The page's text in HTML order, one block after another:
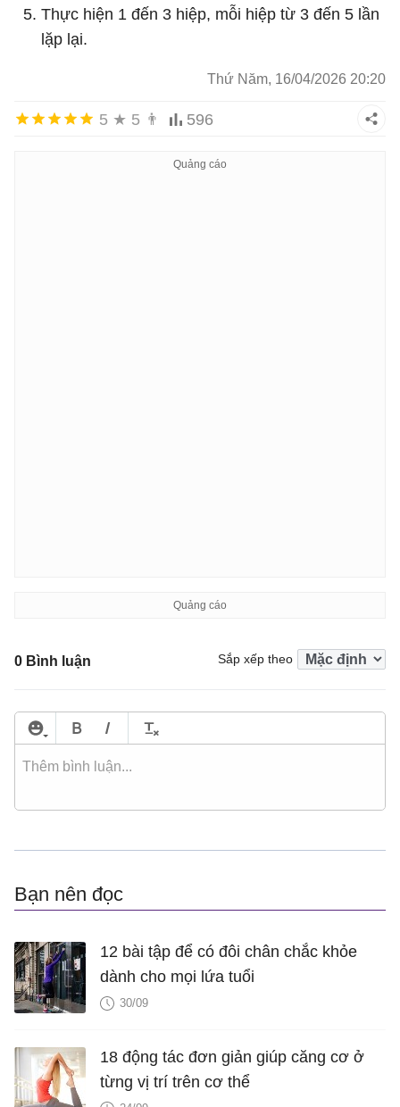
Thực hiện 1 đến 3 hiệp, mỗi hiệp từ 3 đến 5 lần
lặp lại.
Thứ Năm, 16/04/2026 20:20
5 ★ 5 👨 596
0 Bình luận Sắp xếp theo
Bạn nên đọc
12 bài tập để có đôi chân chắc khỏe
dành cho mọi lứa tuổi
30/09
18 động tác đơn giản giúp căng cơ ở
từng vị trí trên cơ thể